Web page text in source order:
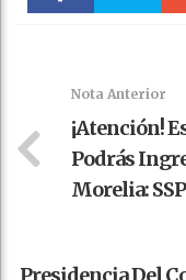
Nota Anterior
¡Atención!
Podrás
Morelia: SSP
Presidencia Del